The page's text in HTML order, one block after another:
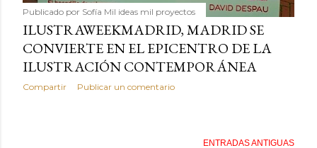
Publicado por Sofía Mil ideas mil proyectos
ILUSTRAWEEKMADRID, MADRID SE
CONVIERTE EN EL EPICENTRO DE LA
ILUSTRACIÓN CONTEMPORÁNEA
Compartir Publicar un comentario
ENTRADAS ANTIGUAS